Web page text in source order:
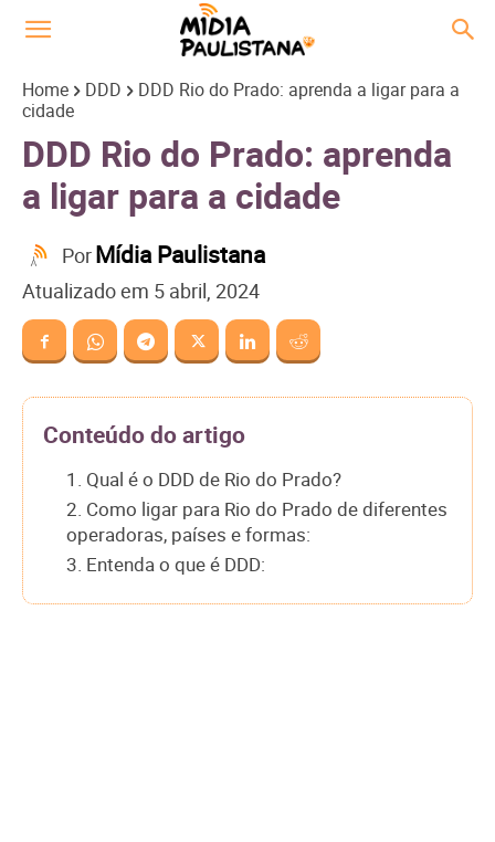
Home DDD
DDD Rio do Prado: aprenda a ligar para a
cidade
DDD Rio do Prado: aprenda
a ligar para a cidade
PorMídia Paulistana
Atualizado em 5 abril, 2024
Conteúdo do artigo
1. Qual é o DDD de Rio do Prado?
2. Como ligar para Rio do Prado de diferentes
operadoras, países e formas:
3. Entenda o que é DDD: